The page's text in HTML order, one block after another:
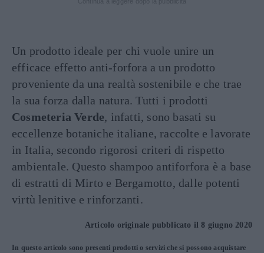
Un prodotto ideale per chi vuole unire un
efficace effetto anti-forfora a un prodotto
proveniente da una realtà sostenibile e che trae
la sua forza dalla natura. Tutti i prodotti
Cosmeteria Verde, infatti, sono basati su
eccellenze botaniche italiane, raccolte e lavorate
in Italia, secondo rigorosi criteri di rispetto
ambientale. Questo shampoo antiforfora è a base
di estratti di Mirto e Bergamotto, dalle potenti
virtù lenitive e rinforzanti.
Articolo originale pubblicato il 8 giugno 2020
In questo articolo sono presenti prodotti o servizi che si possono acquistare